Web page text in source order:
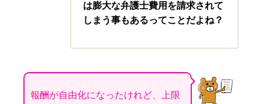
は膨大な弁護士費用を請求されて
しまう事もあるってことだよね？
報酬が自由化になったけれど、上限